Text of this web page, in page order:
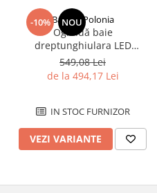
Etajere baie
Cuiere si suporti prosop
Cosuri de gunoi
Sifoane, racorduri si ventile
Accesorii diverse
-10% NOU
Balneo-Polonia
Oglindă baie
dreptunghiulara LED
Balneo Cosmo 50x70 cm,
iluminare modernă
549,08 Lei
de la 494,17 Lei
IN STOC FURNIZOR
VEZI VARIANTE